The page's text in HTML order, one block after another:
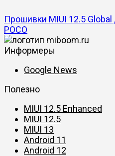
Прошивки MIUI 12.5 Global
POCO
Информеры
Google News
Полезно
MIUI 12.5 Enhanced
MIUI 12.5
MIUI 13
Android 11
Android 12